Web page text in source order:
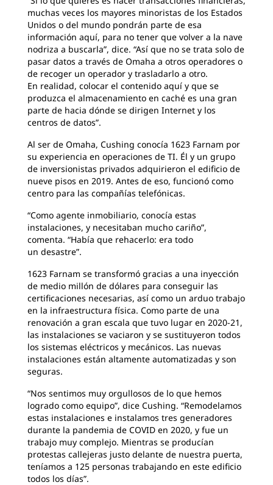
muchas veces los mayores minoristas de los Estados
Unidos o del mundo pondrán parte de esa
información aquí, para no tener que volver a la nave
nodriza a buscarla”, dice. “Así que no se trata solo de
pasar datos a través de Omaha a otros operadores o
de recoger un operador y trasladarlo a otro.
En realidad, colocar el contenido aquí y que se
produzca el almacenamiento en caché es una gran
parte de hacia dónde se dirigen Internet y los
centros de datos”.
Al ser de Omaha, Cushing conocía 1623 Farnam por
su experiencia en operaciones de TI. Él y un grupo
de inversionistas privados adquirieron el edificio de
nueve pisos en 2019. Antes de eso, funcionó como
centro para las compañías telefónicas.
“Como agente inmobiliario, conocía estas
instalaciones, y necesitaban mucho cariño”,
comenta. “Había que rehacerlo: era todo
un desastre”.
1623 Farnam se transformó gracias a una inyección
de medio millón de dólares para conseguir las
certificaciones necesarias, así como un arduo trabajo
en la infraestructura física. Como parte de una
renovación a gran escala que tuvo lugar en 2020-21,
las instalaciones se vaciaron y se sustituyeron todos
los sistemas eléctricos y mecánicos. Las nuevas
instalaciones están altamente automatizadas y son
seguras.
“Nos sentimos muy orgullosos de lo que hemos
logrado como equipo”, dice Cushing. “Remodelamos
estas instalaciones e instalamos tres generadores
durante la pandemia de COVID en 2020, y fue un
trabajo muy complejo. Mientras se producían
protestas callejeras justo delante de nuestra puerta,
teníamos a 125 personas trabajando en este edificio
todos los días”.